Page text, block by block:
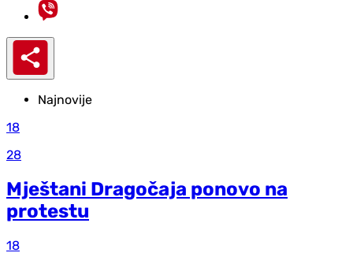
Najnovije
18
28
Mještani Dragočaja ponovo na
protestu
18